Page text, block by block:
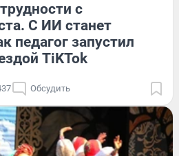
с
С ИИ станет
педагог запустил
TiKTok
Обсудить